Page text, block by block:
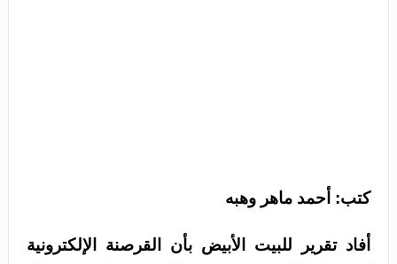
كتب: أحمد ماهر وهبه
أفاد تقرير للبيت الأبيض بأن القرصنة الإلكترونية